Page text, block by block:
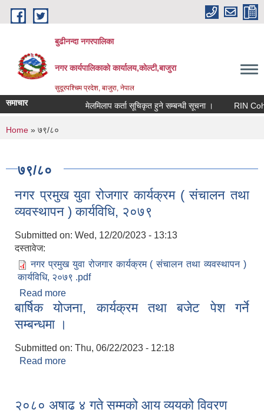
Skip to main content
बुढीनन्दा नगरपालिका
नगर कार्यपालिकाकाे कार्यालय,काेल्टी,बाजुरा
सुदूरपश्चिम प्रदेश, बाजुरा, नेपाल
समाचार मेलमिलाप कर्ता सूचिकृत हुने सम्बन्धी सूचना । RIN Cohor
You are here
Home » ७९/८०
७९/८०
नगर प्रमुख युवा रोजगार कार्यक्रम ( संचालन तथा
व्यवस्थापन ) कार्यविधि, २०७९
Submitted on: Wed, 12/20/2023 - 13:13
दस्तावेज:
नगर प्रमुख युवा रोजगार कार्यक्रम ( संचालन तथा व्यवस्थापन )
कार्यविधि, २०७९ .pdf
Read more
व्यवस्थापन ) कार्यविधि, २०७९
बार्षिक योजना, कार्यक्रम तथा बजेट पेश गर्ने
सम्बन्धमा ।
Submitted on: Thu, 06/22/2023 - 12:18
Read more
२०८० अषाढ ४ गते सम्मको आय व्ययको विवरण